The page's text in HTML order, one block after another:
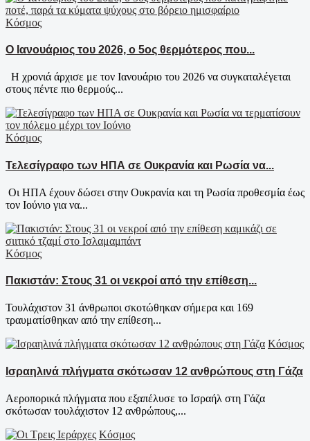
Κόσμος
Ο Ιανουάριος του 2026, ο 5ος θερμότερος που...
Η χρονιά άρχισε με τον Ιανουάριο του 2026 να συγκαταλέγεται
στους πέντε πιο θερμούς...
Κόσμος
Τελεσίγραφο των ΗΠΑ σε Ουκρανία και Ρωσία να...
Οι ΗΠΑ έχουν δώσει στην Ουκρανία και τη Ρωσία προθεσμία έως
τον Ιούνιο για να...
Κόσμος
Πακιστάν: Στους 31 οι νεκροί από την επίθεση...
Τουλάχιστον 31 άνθρωποι σκοτώθηκαν σήμερα και 169
τραυματίσθηκαν από την επίθεση...
Κόσμος
Ισραηλινά πλήγματα σκότωσαν 12 ανθρώπους στη Γάζα
Αεροπορικά πλήγματα που εξαπέλυσε το Ισραήλ στη Γάζα
σκότωσαν τουλάχιστον 12 ανθρώπους,...
Κόσμος